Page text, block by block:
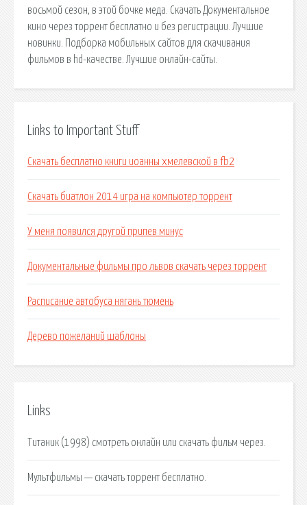
восьмой сезон, в этой бочке меда. Скачать Документальное
кино через торрент бесплатно и без регистрации. Лучшие
новинки. Подборка мобильных сайтов для скачивания
фильмов в hd-качестве. Лучшие онлайн-сайты.
Links to Important Stuff
Скачать бесплатно книги иоанны хмелевской в fb2
Скачать биатлон 2014 игра на компьютер торрент
У меня появился другой припев минус
Документальные фильмы про львов скачать через торрент
Расписание автобуса нягань тюмень
Дерево пожеланий шаблоны
Links
Титаник (1998) смотреть онлайн или скачать фильм через.
Мультфильмы — скачать торрент бесплатно.